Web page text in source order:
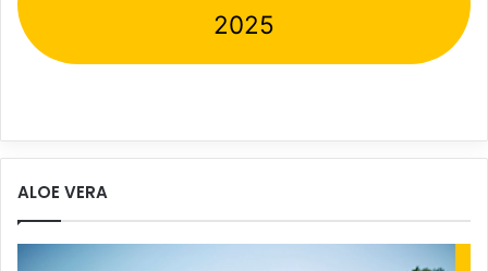
2025
ALOE VERA